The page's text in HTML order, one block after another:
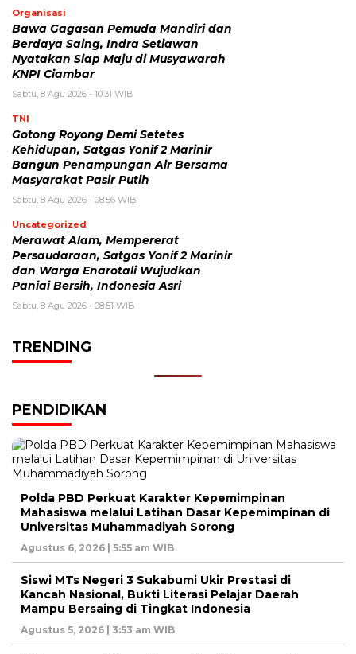
Organisasi
Bawa Gagasan Pemuda Mandiri dan
Berdaya Saing, Indra Setiawan
Nyatakan Siap Maju di Musyawarah
KNPI Ciambar
Sabtu, 8 Agu 2026 - 10:31 WIB
TNI
Gotong Royong Demi Setetes
Kehidupan, Satgas Yonif 2 Marinir
Bangun Penampungan Air Bersama
Masyarakat Pasir Putih
Sabtu, 8 Agu 2026 - 08:56 WIB
Uncategorized
Merawat Alam, Mempererat
Persaudaraan, Satgas Yonif 2 Marinir
dan Warga Enarotali Wujudkan
Paniai Bersih, Indonesia Asri
Sabtu, 8 Agu 2026 - 08:51 WIB
TRENDING
PENDIDIKAN
Polda PBD Perkuat Karakter Kepemimpinan
Mahasiswa melalui Latihan Dasar Kepemimpinan di
Universitas Muhammadiyah Sorong
Agustus 6, 2026 | 5:55 am WIB
Siswi MTs Negeri 3 Sukabumi Ukir Prestasi di
Kancah Nasional, Bukti Literasi Pelajar Daerah
Mampu Bersaing di Tingkat Indonesia
Agustus 5, 2026 | 3:53 am WIB